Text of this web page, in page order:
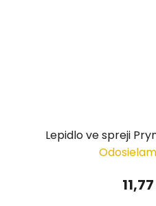
Lepidlo ve spreji